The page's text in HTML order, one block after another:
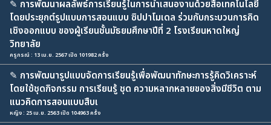
✎ การพัฒนาผลลัพธ์การเรียนรู้ในการนำเสนองานด้วยสื่อเทคโนโลยี
โดยประยุกต์รูปแบบการสอนแบบ ซิปปาโมเดล ร่วมกับกระบวนการคิด
เชิงออกแบบ ของผู้เรียนชั้นมัธยมศึกษาปีที่ 2 โรงเรียนหาดใหญ่
วิทยาลัย
ครูภรณ์ : 13 เม.ย. 2567 เปิด 101982 ครั้ง
✎ การพัฒนารูปแบบจัดการเรียนรู้เพื่อพัฒนาทักษะการรู้คิดวิเคราะห์
โดยใช้ชุดกิจกรรม การเรียนรู้ ชุด ความหลากหลายของสิ่งมีชีวิต ตาม
แนวคิดการสอนแบบสืบเ
หญิง : 25 เม.ย. 2563 เปิด 104963 ครั้ง